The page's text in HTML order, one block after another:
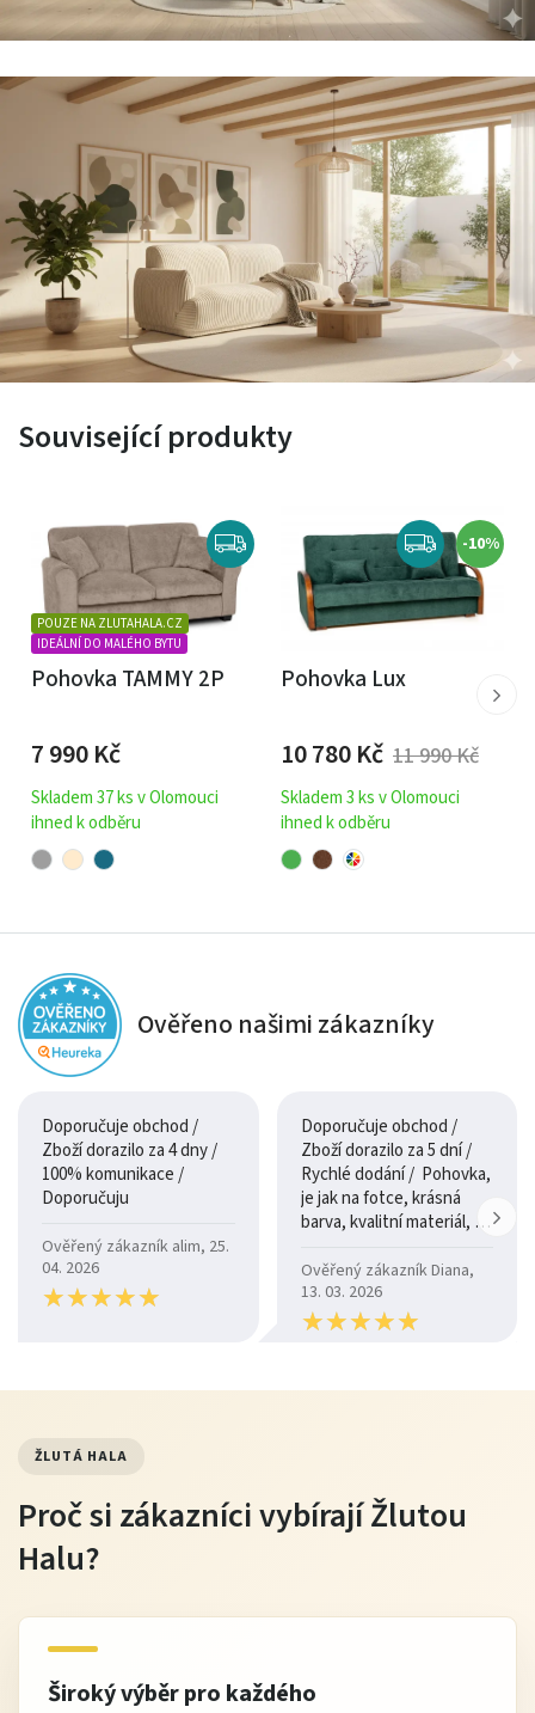
Související produkty
IDEÁLNÍ DO MALÉHO BYTU
POUZE NA ZLUTAHALA.CZ
Pohovka TAMMY 2P
7 990Kč
Skladem 37 ks v Olomouci
ihned k odběru
-10%
Pohovka Lux
10 780Kč 11 990Kč
Skladem 3 ks v Olomouci
ihned k odběru
Ověřeno našimi zákazníky
Doporučuje obchod /
Zboží dorazilo za 4 dny /
100% komunikace /
Doporučuju
Ověřený zákazník alim, 25.
04. 2026
★★★★★
★★★★★
Doporučuje obchod /
Zboží dorazilo za 5 dní /
Rychlé dodání / Pohovka,
je jak na fotce, krásná
barva, kvalitní materiál, a
Ověřený zákazník Diana,
13. 03. 2026
★★★★★
★★★★★
ŽLUTÁ HALA
Proč si zákazníci vybírají Žlutou
Halu?
Široký výběr pro každého